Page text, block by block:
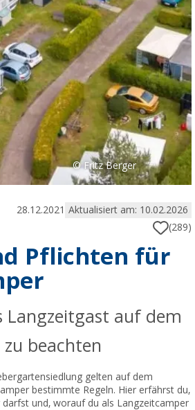
© Fritz Berger
28.12.2021 Aktualisiert am: 10.02.2026
(289)
Pflichten für
Langzeitgast auf dem
beachten
gelten auf dem
bestimmte Regeln. Hier erfährst du,
und, worauf du als Langzeitcamper